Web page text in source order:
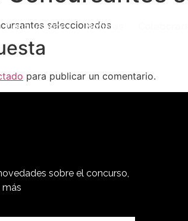
Concursantes Noticias
seleccionados
para publicar un comentario.
sobre el concurso,